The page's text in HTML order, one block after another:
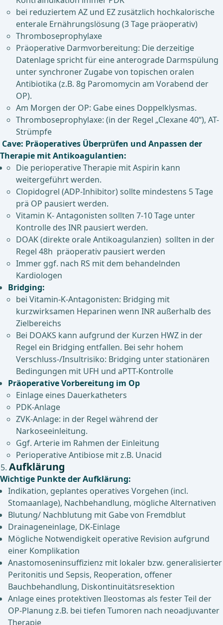
bei reduziertem AZ und EZ zusätzlich hochkalorische
enterale Ernährungslösung (3 Tage präoperativ)
Thromboseprophylaxe
Präoperative Darmvorbereitung: Die derzeitige
Datenlage spricht für eine anterograde Darmspülung
unter synchroner Zugabe von topischen oralen
Antibiotika (z.B. 8g Paromomycin am Vorabend der
OP).
Am Morgen der OP: Gabe eines Doppelklysmas.
Thromboseprophylaxe: (in der Regel „Clexane 40“), AT-
Strümpfe
Cave: Präoperatives Überprüfen und Anpassen der
Therapie mit Antikoagulantien:
Die perioperative Therapie mit Aspirin kann
weitergeführt werden.
Clopidogrel (ADP-Inhibitor) sollte mindestens 5 Tage
prä OP pausiert werden.
Vitamin K- Antagonisten sollten 7-10 Tage unter
Kontrolle des INR pausiert werden.
DOAK (direkte orale Antikoagulanzien) sollten in der
Regel 48h präoperativ pausiert werden
Immer ggf. nach RS mit dem behandelnden
Kardiologen
Bridging:
bei Vitamin-K-Antagonisten: Bridging mit
kurzwirksamen Heparinen wenn INR außerhalb des
Zielbereichs
Bei DOAKS kann aufgrund der Kurzen HWZ in der
Regel ein Bridging entfallen. Bei sehr hohem
Verschluss-/Insultrisiko: Bridging unter stationären
Bedingungen mit UFH und aPTT-Kontrolle
Präoperative Vorbereitung im Op
Einlage eines Dauerkatheters
PDK-Anlage
ZVK-Anlage: in der Regel während der
Narkoseeinleitung.
Ggf. Arterie im Rahmen der Einleitung
Perioperative Antibiose mit z.B. Unacid
Aufklärung
Wichtige Punkte der Aufklärung:
Indikation, geplantes operatives Vorgehen (incl.
Stomaanlage), Nachbehandlung, mögliche Alternativen
Blutung/ Nachblutung mit Gabe von Fremdblut
Drainageneinlage, DK-Einlage
Mögliche Notwendigkeit operative Revision aufgrund
einer Komplikation
Anastomoseninsuffizienz mit lokaler bzw. generalisierter
Peritonitis und Sepsis, Reoperation, offener
Bauchbehandlung, Diskontinuitätsresektion
Anlage eines protektiven Ileostomas als fester Teil der
OP-Planung z.B. bei tiefen Tumoren nach neoadjuvanter
Therapie